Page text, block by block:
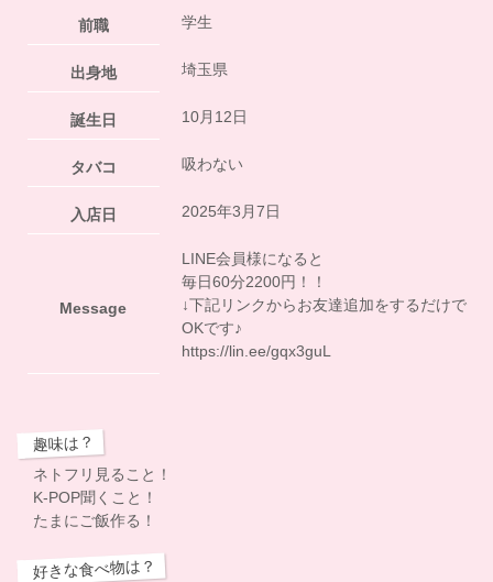
前職 学生
出身地 埼玉県
誕生日 10月12日
タバコ 吸わない
入店日 2025年3月7日
Message
LINE会員様になると
毎日60分2200円！！
↓下記リンクからお友達追加をするだけで
OKです♪
https://lin.ee/gqx3guL
趣味は？
ネトフリ見ること！
K-POP聞くこと！
たまにご飯作る！
好きな食べ物は？